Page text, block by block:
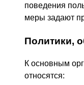
поведения
меры задают
Политики,
К основным
относятся: